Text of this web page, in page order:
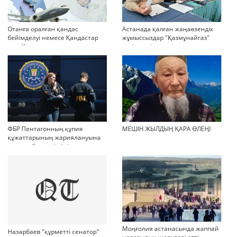
Отанға оралған қандас
бейімделуі немесе Қандастар
мен Қазақстандағы
мигранттарды ақпараттық
қолдау және әлеуметтік
бейімдеудің медиа-стратегиясы
Астанада қалған жаңаөзендік
жұмыссыздар "Қазмұнайгаз"
келіссөзді тоқтатып тастады
дейді
ФБР Пентагонның құпия
құжаттарының жариялануына
қатысы бар күдіктіні қамады
МЕШІН ЖЫЛДЫҢ ҚАРА ӨЛЕҢІ
Назарбаев "құрметті сенатор"
Моңғолия астанасында жаппай